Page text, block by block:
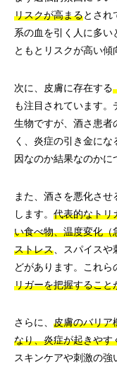
リスクが高まるとされ
系の血を引く人に多い
ともとリスクが高い傾
次に、皮膚に存在する
も注目されています
生物ですが、酒さ患者
く、炎症の引き金に
因なのか結果なのかに
また、酒さを悪化さ
します。 代表的なトリ
い食べ物、温度変化（
ストレス 、スパイス
どがあります。これら
リガーを把握すること
さらに、 皮膚のバリア
なり、炎症が起きやす
スキンケアや刺激の強